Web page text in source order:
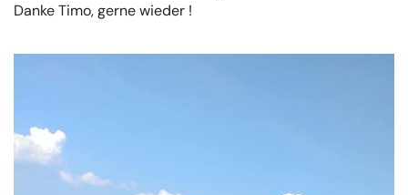
Danke Timo, gerne wieder !